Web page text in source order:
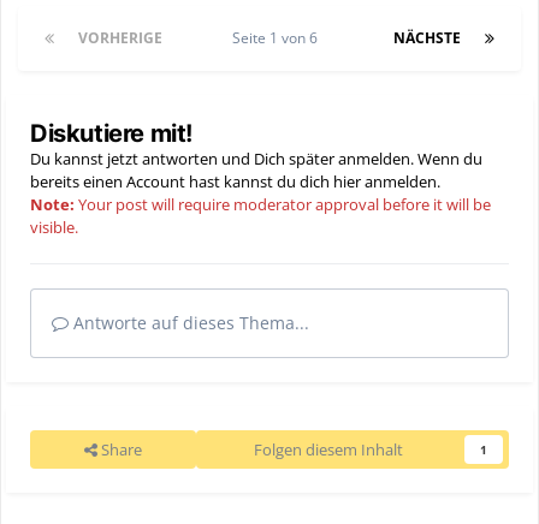
VORHERIGE NÄCHSTE
Seite 1 von 6
Diskutiere mit!
Du kannst jetzt antworten und Dich später anmelden. Wenn du
bereits einen Account hast kannst du dich hieranmelden.
Note: Your post will require moderator approval before it will be
visible.
Antworte auf dieses Thema...
Share Folgen diesem Inhalt 1